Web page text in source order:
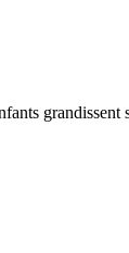
grandissent